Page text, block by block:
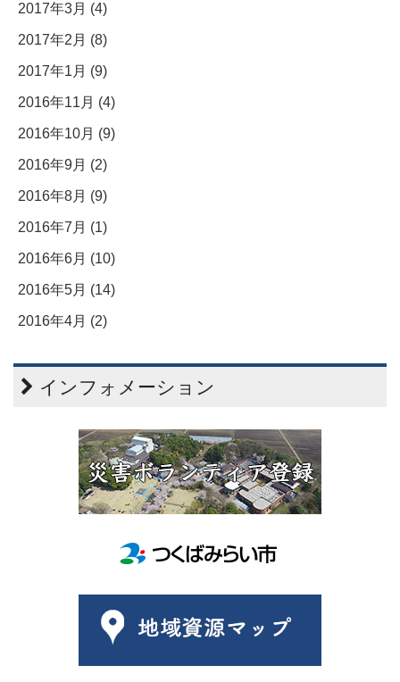
2017年3月 (4)
2017年2月 (8)
2017年1月 (9)
2016年11月 (4)
2016年10月 (9)
2016年9月 (2)
2016年8月 (9)
2016年7月 (1)
2016年6月 (10)
2016年5月 (14)
2016年4月 (2)
インフォメーション